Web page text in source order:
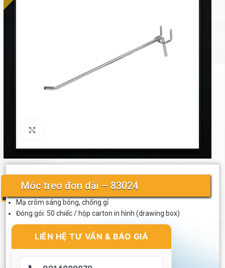
Móc treo đơn dài – 83024
Mạ crôm sáng bóng, chống gỉ
Đóng gói: 50 chiếc / hộp carton in hình (drawing box)
LIÊN HỆ TƯ VẤN & BÁO GIÁ